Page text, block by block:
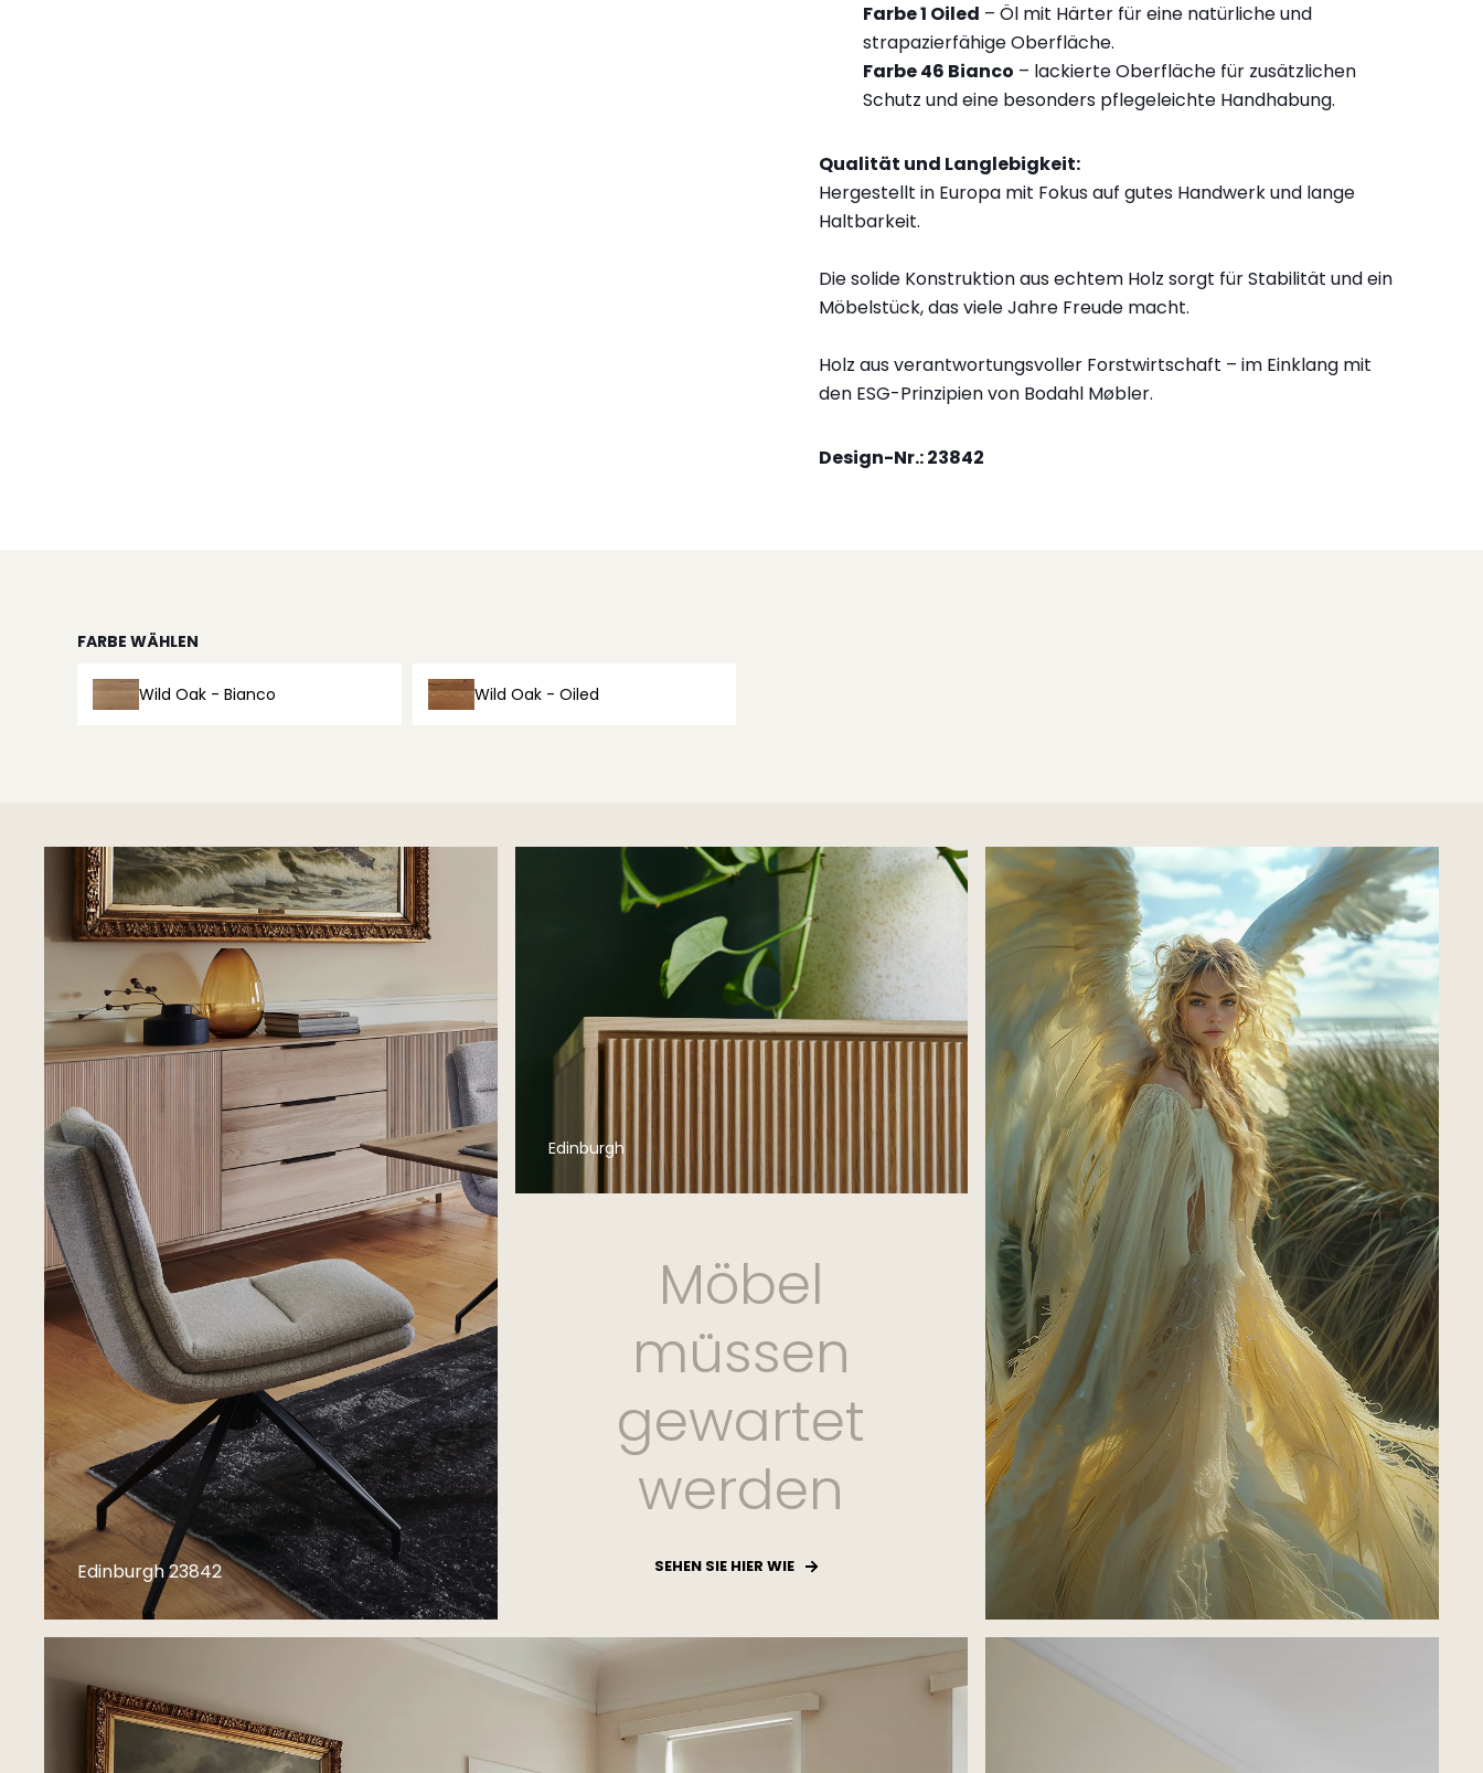
Farbe 1 Oiled – Öl mit Härter für eine natürliche und
strapazierfähige Oberfläche.
Farbe 46 Bianco – lackierte Oberfläche für zusätzlichen
Schutz und eine besonders pflegeleichte Handhabung.
Qualität und Langlebigkeit:
Hergestellt in Europa mit Fokus auf gutes Handwerk und lange
Haltbarkeit.
Die solide Konstruktion aus echtem Holz sorgt für Stabilität und ein
Möbelstück, das viele Jahre Freude macht.
Holz aus verantwortungsvoller Forstwirtschaft – im Einklang mit
den ESG-Prinzipien von Bodahl Møbler.
Design-Nr.: 23842
FARBE WÄHLEN
Wild Oak - Bianco Wild Oak - Oiled
Edinburgh 23842
Edinburgh
Möbel
müssen
gewartet
werden
SEHEN SIE HIER WIE